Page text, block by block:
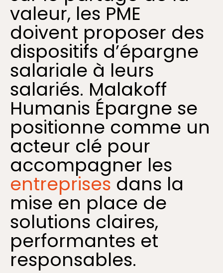
valeur, les PME
doivent proposer des
dispositifs d’épargne
salariale à leurs
salariés. Malakoff
Humanis Épargne se
positionne comme un
acteur clé pour
accompagner les
entreprises dans la
mise en place de
solutions claires,
performantes et
responsables.